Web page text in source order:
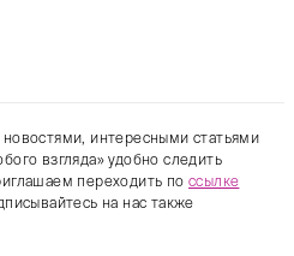
интересными статьями
взгляда» удобно следить
переходить по ссылке
на нас также